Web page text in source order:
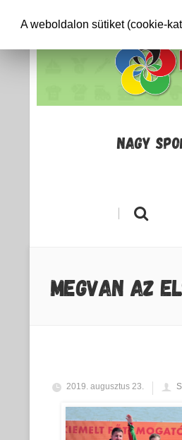
NAGY
|
MEGVAN AZ
2019. augusztus 23.
A weboldalon sütiket (cookie-